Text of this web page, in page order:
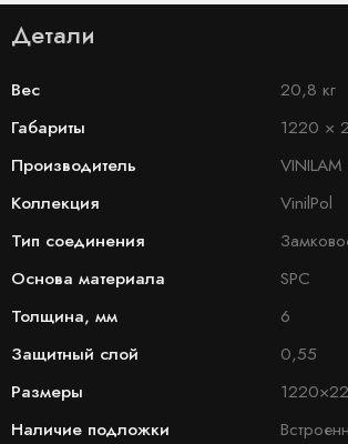
Детали
Вес
20,8 кг
Габариты
1220 ×
Производитель
VINILAM
Коллекция
VinilPol
Тип соединения
Основа материала
SPC
Толщина, мм
6
Защитный слой
0,55
Размеры
Наличие подложки